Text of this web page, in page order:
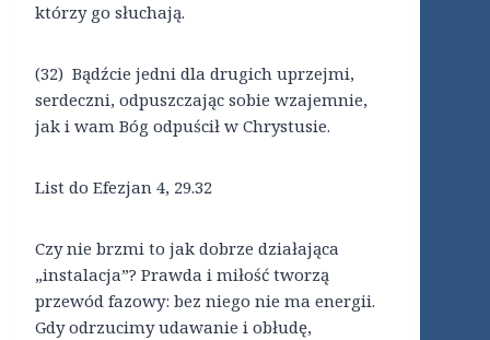
którzy go słuchają.
(32) Bądźcie jedni dla drugich uprzejmi,
serdeczni, odpuszczając sobie wzajemnie,
jak i wam Bóg odpuścił w Chrystusie.
List do Efezjan 4, 29.32
Czy nie brzmi to jak dobrze działająca
„instalacja”? Prawda i miłość tworzą
przewód fazowy: bez niego nie ma energii.
Gdy odrzucimy udawanie i obłudę,